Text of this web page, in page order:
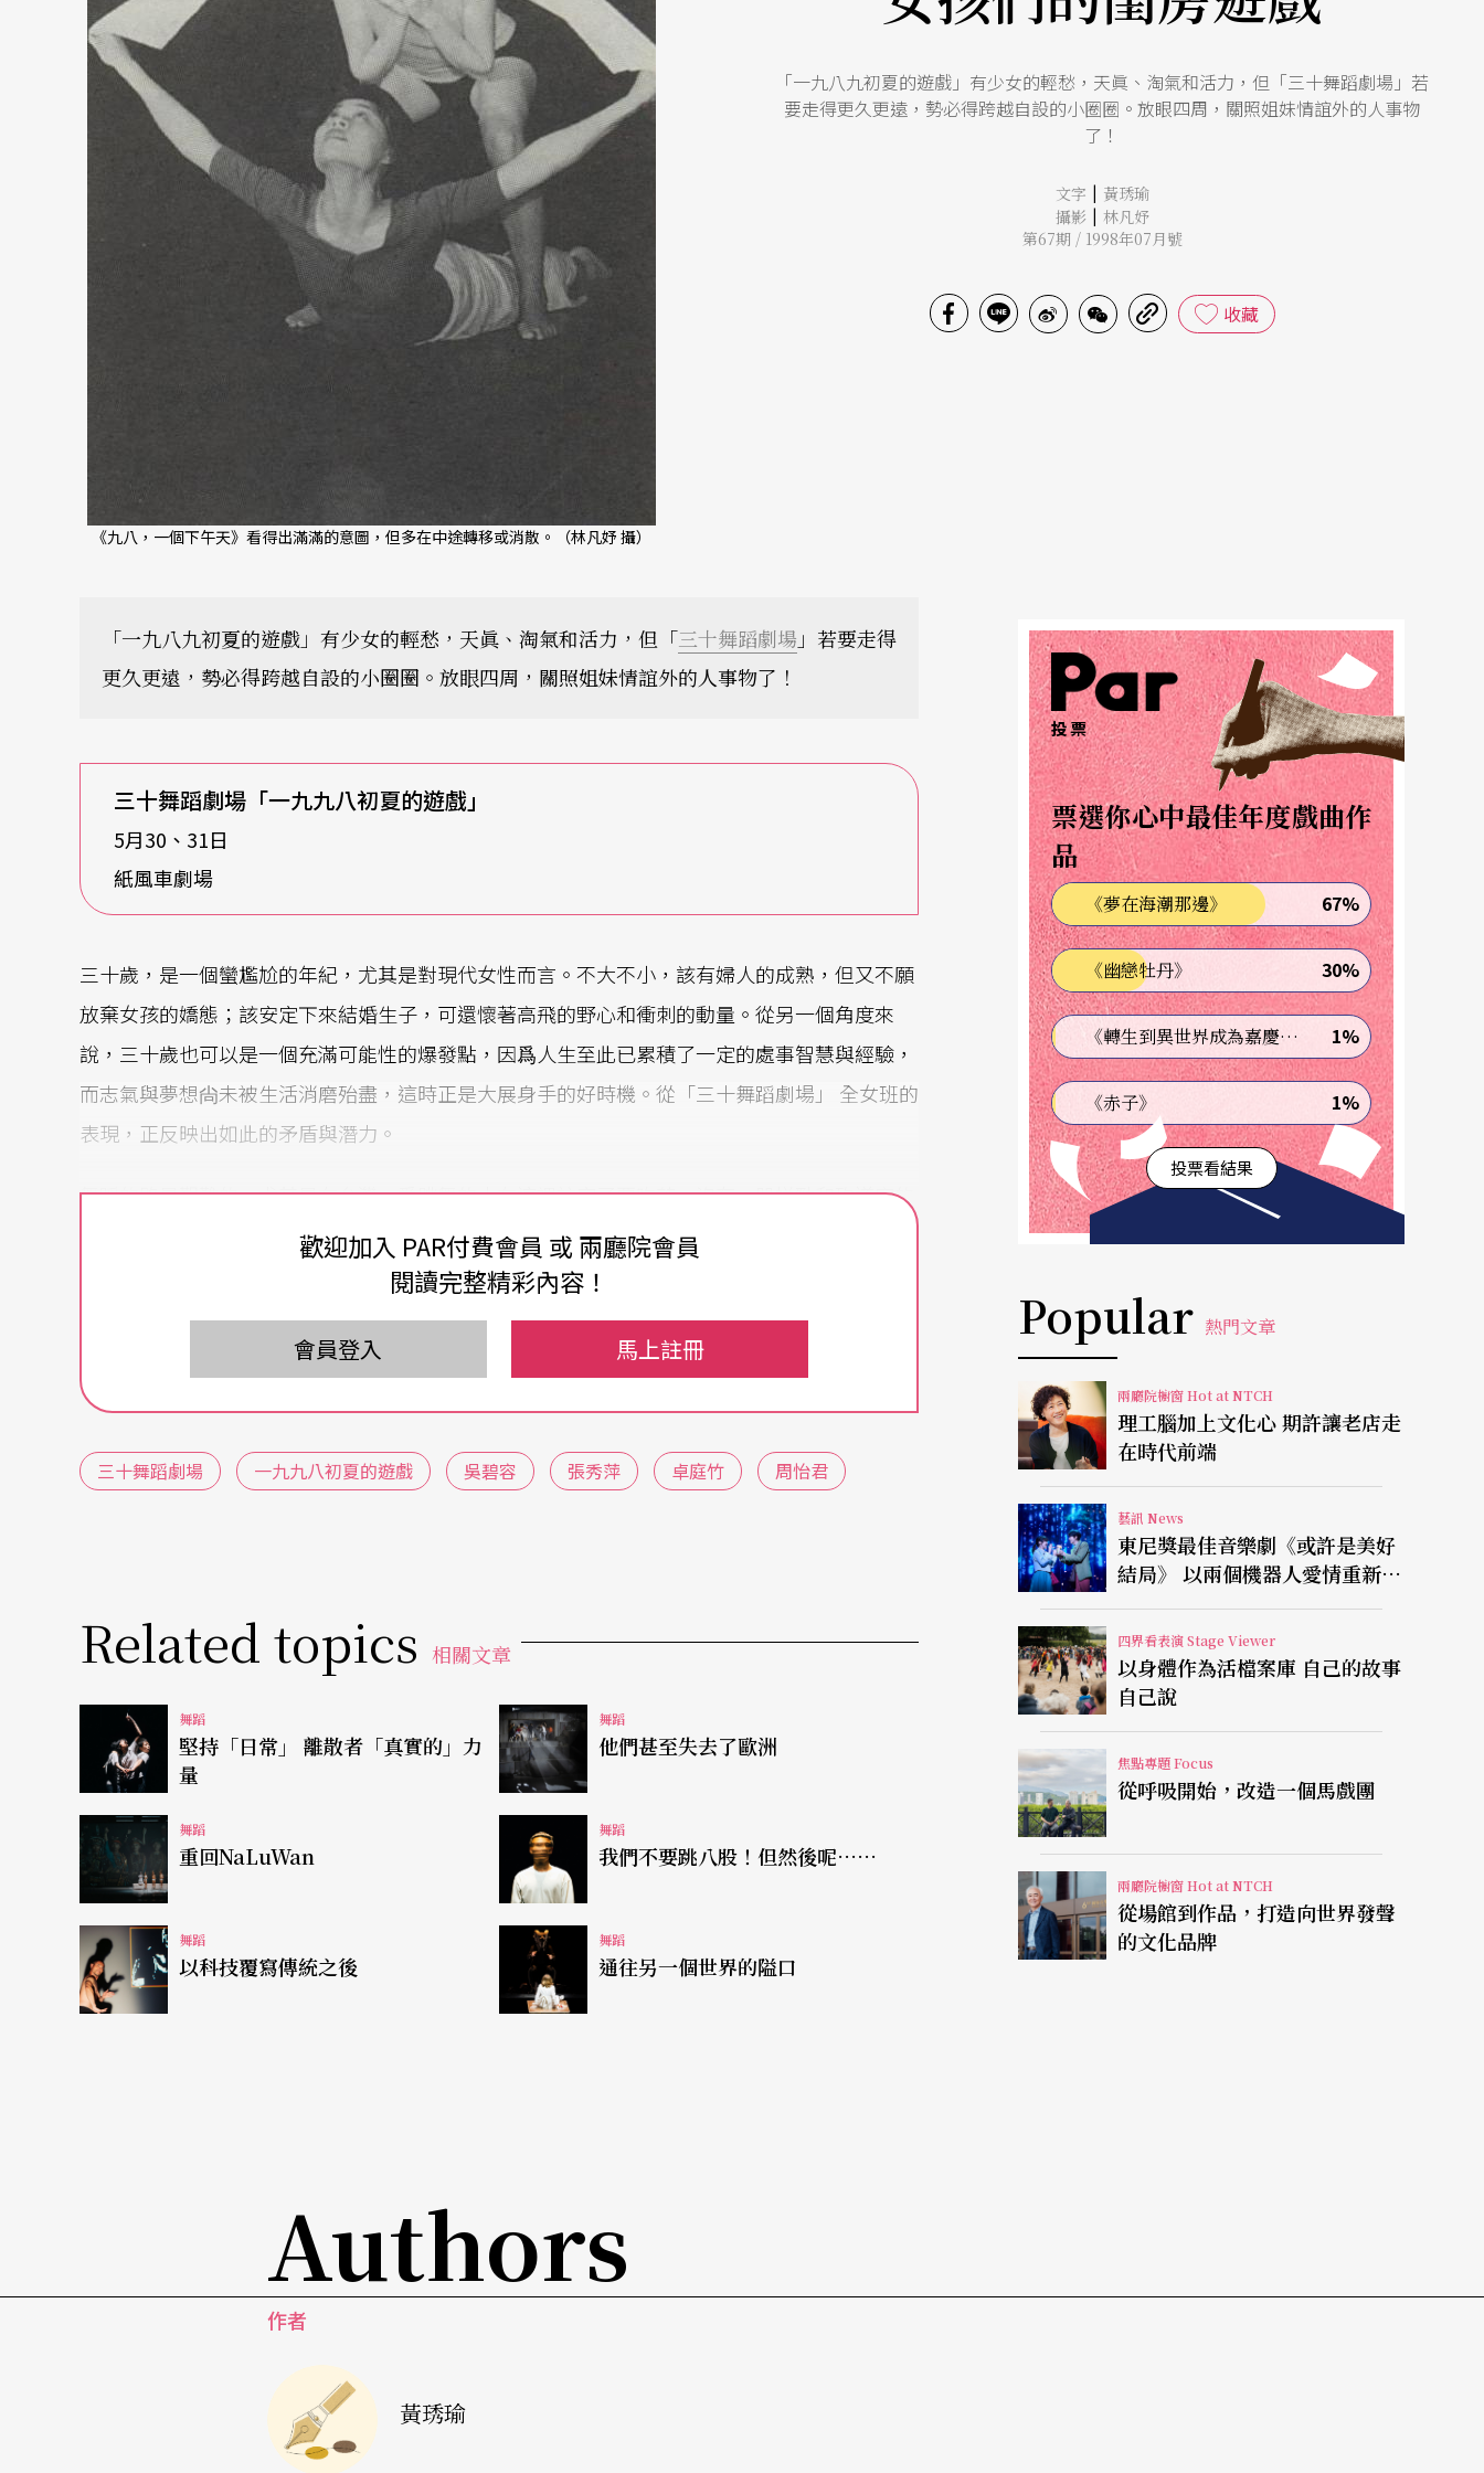
《九八，一個下午天》看得出滿滿的意圖，但多在中途轉移或消散。（林凡妤 攝）
「一九八九初夏的遊戲」有少女的輕愁，天眞、淘氣和活力，但「三十舞蹈劇場」若
要走得更久更遠，勢必得跨越自設的小圈圈。放眼四周，關照姐妹情誼外的人事物
了！
文字 | 黃琇瑜
攝影 | 林凡妤
第67期 / 1998年07月號
收藏
「一九八九初夏的遊戲」有少女的輕愁，天眞、淘氣和活力，但「三十舞蹈劇場 」若要走得
更久更遠，勢必得跨越自設的小圈圈。放眼四周，關照姐妹情誼外的人事物了！
三十舞蹈劇場「一九九八初夏的遊戲」
5月30、31日
紙風車劇場
三十歲，是一個蠻尷尬的年紀，尤其是對現代女性而言。不大不小，該有婦人的成熟，但又不願
放棄女孩的嬌態；該安定下來結婚生子，可還懷著高飛的野心和衝刺的動量。從另一個角度來
說，三十歲也可以是一個充滿可能性的爆發點，因爲人生至此已累積了一定的處事智慧與經驗，
而志氣與夢想尙未被生活消磨殆盡，這時正是大展身手的好時機。從「三十舞蹈劇場」 全女班的
表現，正反映出如此的矛盾與潛力。
舞蹈的路是艱難的，尤其是在台灣。愛跳舞的人在這裡註定了要吃苦，沒有一股拼勁和殉道家的
精神，恐怕很難撑下去。成軍數月的「三十舞蹈劇場」，聚集的就是一批舞癡傻女。幾位創始人
在舞蹈圈各有不少經歷，也曾親受西方敎育的洗禮，兜兜轉轉，尋尋覓覓，至今還是堅持走這條
荊棘路。會選擇聯手組織獨立小型團體，我想除了迫於舞壇現況的種種匱乏與侷限外，應該有更
多是基於創作的欲望和共同的理想吧！
拼湊意義後的繼續思考
該團此次推出的「一九九八初夏的遊戲 」，是五位靑年女將自編自演的作品集。不知是有心或巧
遠的未知所在；這些表面象徵不難解讀，但觀衆在拼湊意義後並未獲予可供繼續思考的可能性，
而肢體語彙也稍嫌薄弱了點。
張秀萍的《跳一點繩》裡，有不顧一切的輕快活潑。楊琇如、張秀萍這兩個大女孩，像田野間的
頑童一樣，扯條繩子就玩了起來，一下子是相爭互搏，一下子又拿兩人三腳大作文章。初時還在
想，是否繩子含有某種隱喩，後來發覺似乎不必爲微言大義、說理載道等傷腦筋，輕鬆地看這兩
個野丫頭糾纏翻騰也不錯！音樂頗能與動作相呼應，可惜表演者過於「努力」地表現開心，反而
使嬉戲的快樂顯得刻意，著了痕跡。
《數海浪》用耳熟能詳的巴赫無伴奏大提琴組曲的前奏曲入舞，展現與樂曲對稱的得體架構。一
波波重複的連續動作，像不住襲來的浪潮；李曉蕾利用構圖與組序的編排製造變化，有漣漪、有
卓庭竹 很早就綻露頭角，連畢業作品都上過國家劇院舞台，但這並不能擔保
些什麼。下半場演出的新作《九八，一個下午天》，看得出滿滿的意圖，但 多在中途轉移或消
散。黃雨衣、黑雨傘、紅綠燈般的服裝配色，還有西北雨和頑皮豹的音效，令人期待一支能掌握
互動中，捜尋些對話的趣味，然結果卻發展出動機不明、枕頭戰似的爭奪混仗，徒令舞作折回成
歡迎加入 PAR付費會員 或 兩廳院會員
閱讀完整精彩內容！
會員登入 馬上註冊
三十舞蹈劇場 一九九八初夏的遊戲 吳碧容 張秀萍 卓庭竹 周怡君
Related topics 相關文章
舞蹈
堅持「日常」 離散者「真實的」力
量
舞蹈
他們甚至失去了歐洲
舞蹈
重回NaLuWan
舞蹈
我們不要跳八股！但然後呢……
舞蹈
以科技覆寫傳統之後
舞蹈
通往另一個世界的隘口
投票
票選你心中最佳年度戲曲作
品
《夢在海潮那邊》 67%
《幽戀牡丹》 30%
《轉生到異世界成為嘉慶君—發現我的祖先是詐騙集團!?》 1%
《赤子》 1%
投票看結果
Popular 熱門文章
兩廳院櫥窗 Hot at NTCH
理工腦加上文化心 期許讓老店走
在時代前端
藝訊 News
東尼獎最佳音樂劇《或許是美好
結局》 以兩個機器人愛情重新凝
視有限人生
四界看表演 Stage Viewer
以身體作為活檔案庫 自己的故事
自己說
焦點專題 Focus
從呼吸開始，改造一個馬戲團
兩廳院櫥窗 Hot at NTCH
從場館到作品，打造向世界發聲
的文化品牌
Authors
作者
黃琇瑜